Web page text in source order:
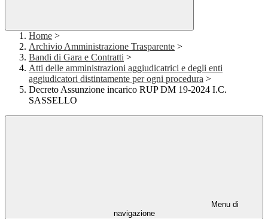
Home >
Archivio Amministrazione Trasparente >
Bandi di Gara e Contratti >
Atti delle amministrazioni aggiudicatrici e degli enti
aggiudicatori distintamente per ogni procedura >
Decreto Assunzione incarico RUP DM 19-2024 I.C.
SASSELLO
Menu di
navigazione